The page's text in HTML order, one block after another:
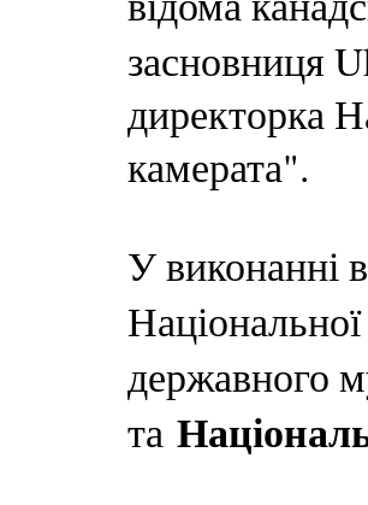
засновниця
директорка
камерата".
У виконанні
Національної
державного
та